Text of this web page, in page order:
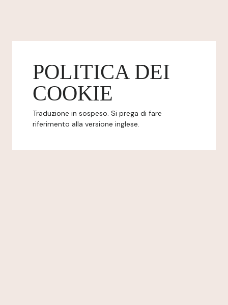
POLITICA DEI
COOKIE
Traduzione in sospeso. Si prega di fare
riferimento alla versione inglese.